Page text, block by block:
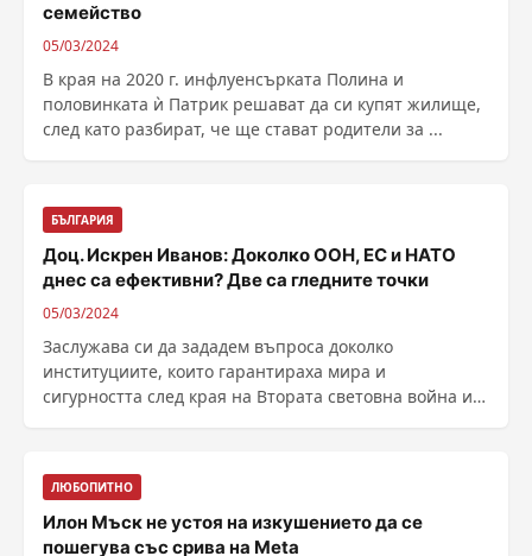
семейство
05/03/2024
В края на 2020 г. инфлуенсърката Полина и
половинката ѝ Патрик решават да си купят жилище,
след като разбират, че ще стават родители за ...
БЪЛГАРИЯ
Доц. Искрен Иванов: Доколко ООН, ЕС и НАТО
днес са ефективни? Две са гледните точки
05/03/2024
Заслужава си да зададем въпроса доколко
институциите, които гарантираха мира и
сигурността след края на Втората световна война и
ЛЮБОПИТНО
Илон Мъск не устоя на изкушението да се
пошегува със срива на Meta